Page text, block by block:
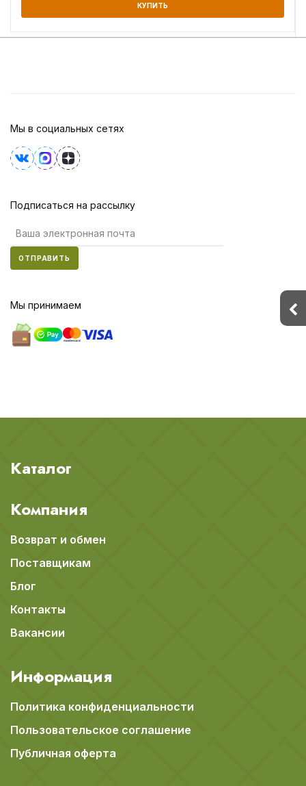
КУПИТЬ
Мы в социальных сетях
Подписаться на рассылку
ОТПРАВИТЬ
Мы принимаем
Каталог
Компания
Возврат и обмен
Поставщикам
Блог
Контакты
Вакансии
Информация
Политика конфиденциальности
Пользовательское соглашение
Публичная оферта